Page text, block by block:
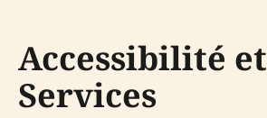
Accessibilité et
Services